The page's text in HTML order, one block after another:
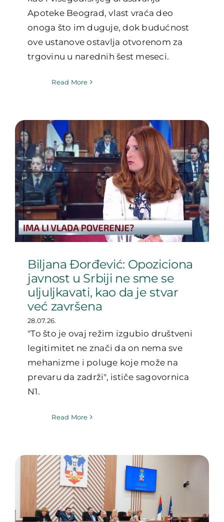
Apoteke Beograd, vlast vraća deo
onoga što im duguje, dok budućnost
ove ustanove ostavlja otvorenom za
trgovinu u narednih šest meseci.
Read More
Biljana Đorđević: Opoziciona
javnost u Srbiji ne sme se
uljuljkavati, kao da je stvar
već završena
28.07.26.
"To što je ovaj režim izgubio društveni
legitimitet ne znači da on nema sve
mehanizme i poluge koje može na
prevaru da zadrži", ističe sagovornica
N1.
Read More